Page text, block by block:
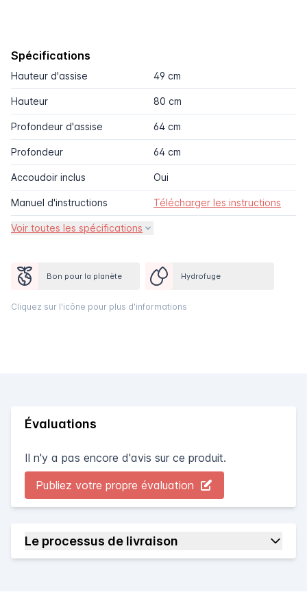
Spécifications
Hauteur d'assise 49 cm
Hauteur 80 cm
Profondeur d'assise 64 cm
Profondeur 64 cm
Accoudoir inclus Oui
Manuel d'instructions Télécharger les instructions
Voir toutes les spécifications
Bon pour la planète Hydrofuge
Cliquez sur l'icône pour plus d'informations
Évaluations
Il n'y a pas encore d'avis sur ce produit.
Publiez votre propre évaluation
Le processus de livraison